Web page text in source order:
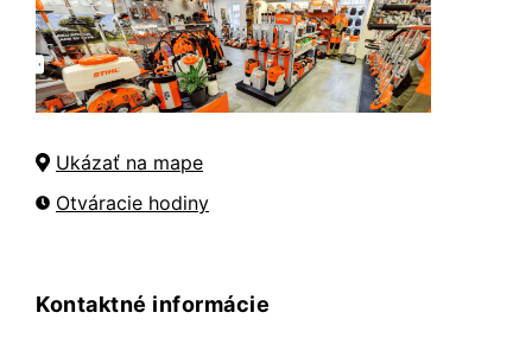
Ukázať na mape
Otváracie hodiny
Kontaktné informácie